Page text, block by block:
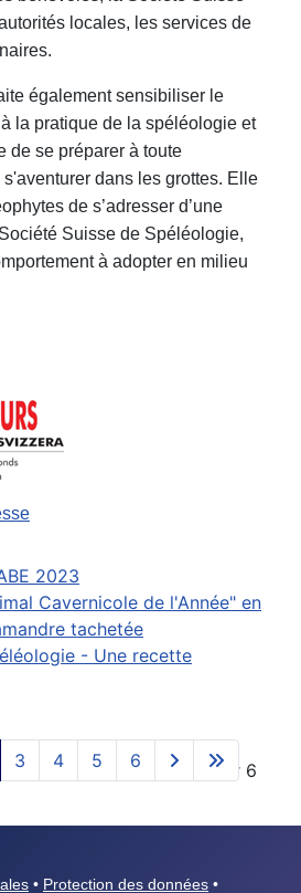
locales, les services de
également sensibiliser le
la pratique de la spéléologie et
de se préparer à toute
dans les grottes. Elle
de s’adresser d’une
Suisse de Spéléologie,
à adopter en milieu
2023
Cavernicole de l'Année" en
tachetée
- Une recette
Page 2 sur 6
3 4 5 6
• Protection des données •